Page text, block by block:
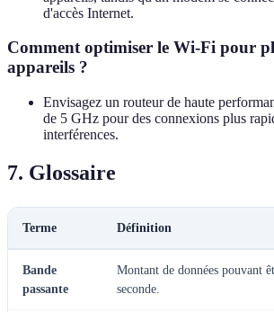
d'accès Internet.
Comment optimiser le Wi-Fi pour
appareils ?
Envisagez un routeur de haute
de 5 GHz pour des connexions plus
interférences.
7. Glossaire
Terme Définition
Bande
passante
Montant de données pouvant
seconde.